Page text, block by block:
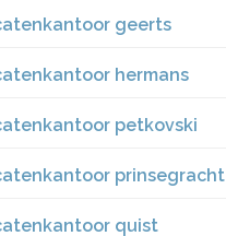
geerts
hermans
petkovski
prinsegracht
quist